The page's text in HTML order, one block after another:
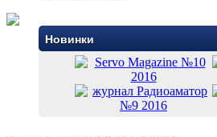
Новинки